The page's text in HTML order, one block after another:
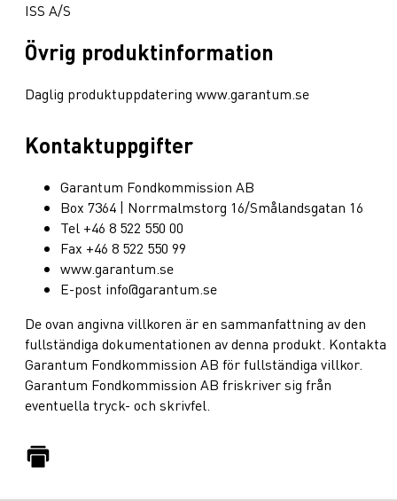
ISS A/S
Övrig produktinformation
Daglig produktuppdatering www.garantum.se
Kontaktuppgifter
Garantum Fondkommission AB
Box 7364 | Norrmalmstorg 16/Smålandsgatan 16
Tel +46 8 522 550 00
Fax +46 8 522 550 99
www.garantum.se
E-post info@garantum.se
De ovan angivna villkoren är en sammanfattning av den
fullständiga dokumentationen av denna produkt. Kontakta
Garantum Fondkommission AB för fullständiga villkor.
Garantum Fondkommission AB friskriver sig från
eventuella tryck- och skrivfel.